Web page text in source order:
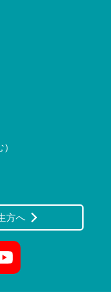
方へ